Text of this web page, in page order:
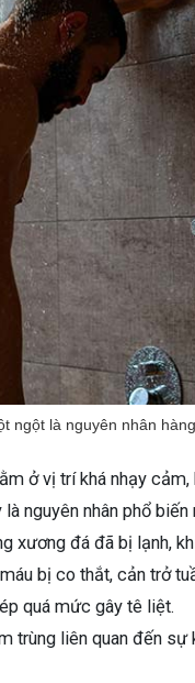
ngột là nguyên nhân
ở vị trí khá nhạy
nguyên nhân phổ biến
xương đá đã bị lạnh,
bị co thắt, cản trở
quá mức gây tê liệt.
trùng liên quan đến